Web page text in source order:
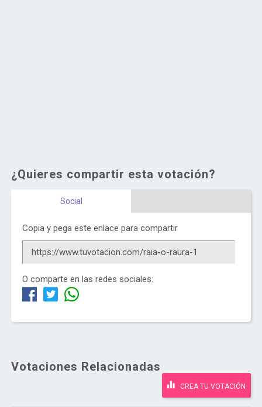
¿Quieres compartir esta votación?
Social
Copia y pega este enlace para compartir
O comparte en las redes sociales:
Votaciones Relacionadas
CREA TU VOTACIÓN